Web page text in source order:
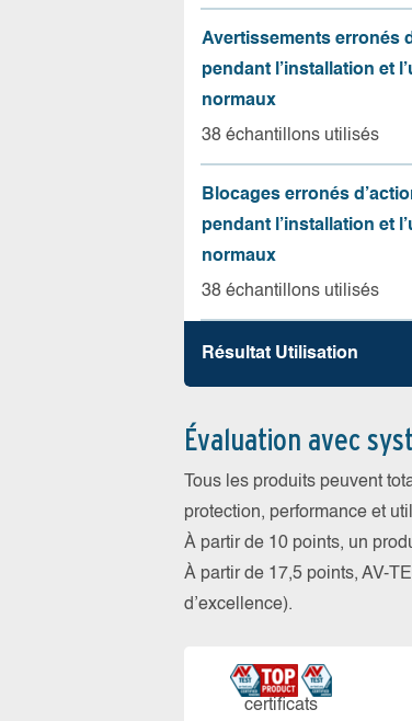
Avertissements erronés
pendant l’installation et
normaux
38 échantillons utilisés
Blocages erronés
pendant l’installation et
normaux
38 échantillons utilisés
Résultat Utilisation
Évaluation avec
Tous les produits peuvent
protection, performance et
À partir de 10 points, un
À partir de 17,5 points, AV-
d’excellence).
certi­ficats